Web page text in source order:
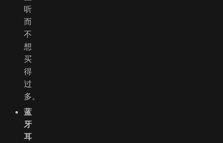
听
而
不
想
买
得
过
多。
蓝
牙
耳